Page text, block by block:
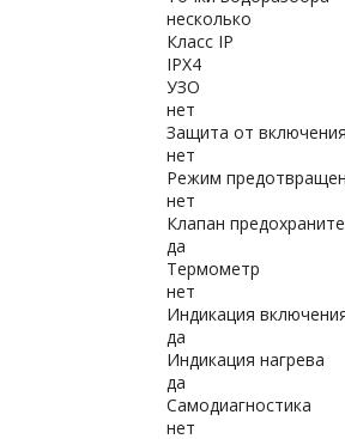
несколько
Класс IP
IPX4
УЗО
нет
Защита от
нет
Режим
нет
Клапан
да
Термометр
нет
Индикация
да
Индикация нагрева
да
Самодиагностика
нет